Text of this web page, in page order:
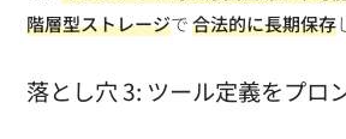
階層型ストレージで合法的に長期保存
落とし穴 3: ツール定義をプロ